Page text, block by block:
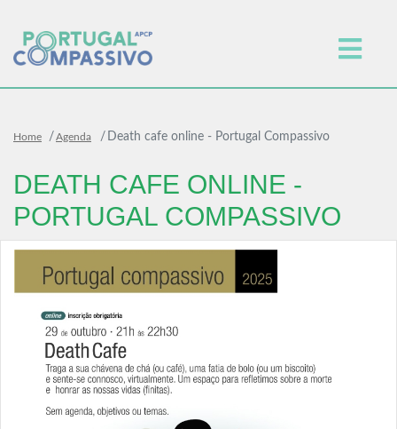
Home Agenda Death cafe online - Portugal Compassivo
DEATH CAFE ONLINE -
PORTUGAL COMPASSIVO